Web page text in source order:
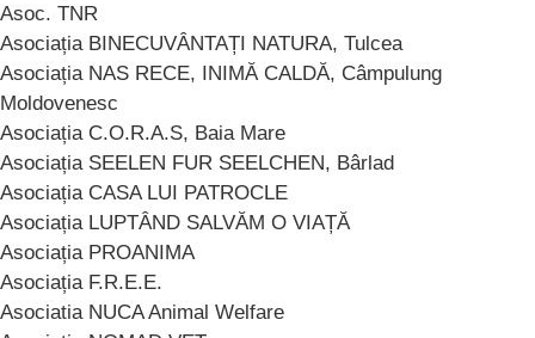
Asoc. TNR
Asociația BINECUVÂNTAȚI NATURA, Tulcea
Asociația NAS RECE, INIMĂ CALDĂ, Câmpulung
Moldovenesc
Asociația C.O.R.A.S, Baia Mare
Asociația SEELEN FUR SEELCHEN, Bârlad
Asociația CASA LUI PATROCLE
Asociația LUPTÂND SALVĂM O VIAȚĂ
Asociația PROANIMA
Asociația F.R.E.E.
Asociatia NUCA Animal Welfare